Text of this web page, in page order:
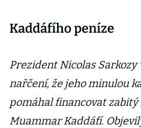
Kaddáfího peníze
Prezident Nicolas
nařčení, že jeho minulou
pomáhal financovat
Muammar Kaddáfí.